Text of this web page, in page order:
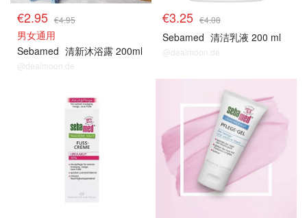
€2.95 €4.95
男女通用
Sebamed 清新沐浴露 200ml
@dealmoon.de
€3.25 €4.08
Sebamed 清洁乳液 200 ml
@dealmoon.de